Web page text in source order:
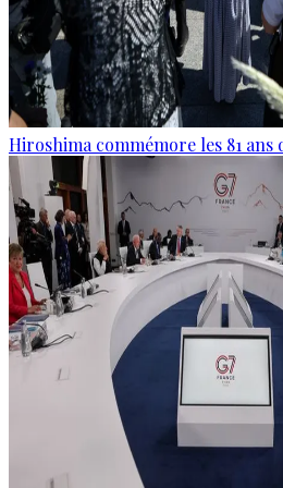
Hiroshima commémore les 81